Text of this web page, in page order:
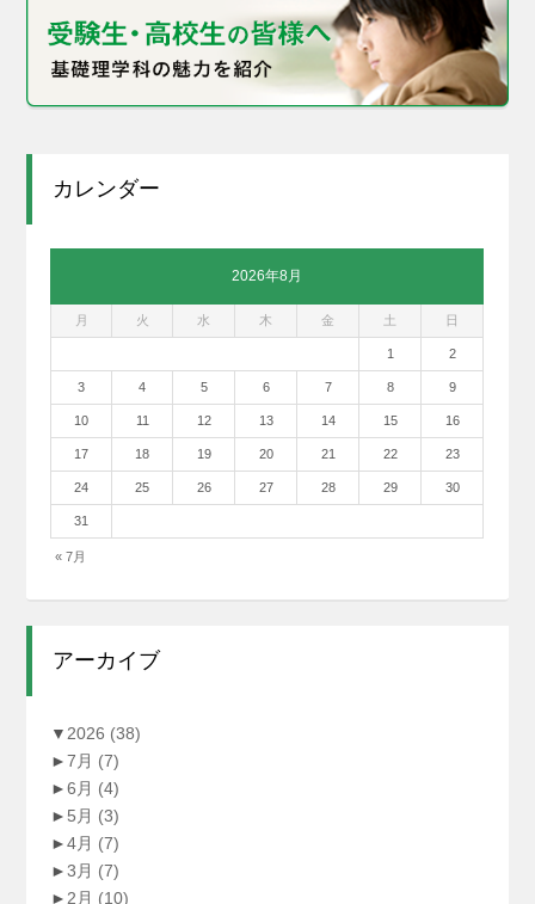
カレンダー
2026年8月
月 火 水 木 金 土 日
« 7月
1 2
3 4 5 6 7 8 9
10 11 12 13 14 15 16
17 18 19 20 21 22 23
24 25 26 27 28 29 30
31
アーカイブ
▼2026 (38)
►7月 (7)
►6月 (4)
► 5月 (3)
►4月 (7)
►3月 (7)
►2月 (10)